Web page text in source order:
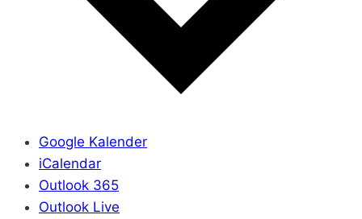
Google Kalender
iCalendar
Outlook 365
Outlook Live